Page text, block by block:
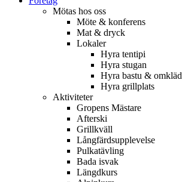
Mötas hos oss
Möte & konferens
Mat & dryck
Lokaler
Hyra tentipi
Hyra stugan
Hyra bastu & omkläd
Hyra grillplats
Aktiviteter
Gropens Mästare
Afterski
Grillkväll
Långfärdsupplevelse
Pulkatävling
Bada isvak
Längdkurs